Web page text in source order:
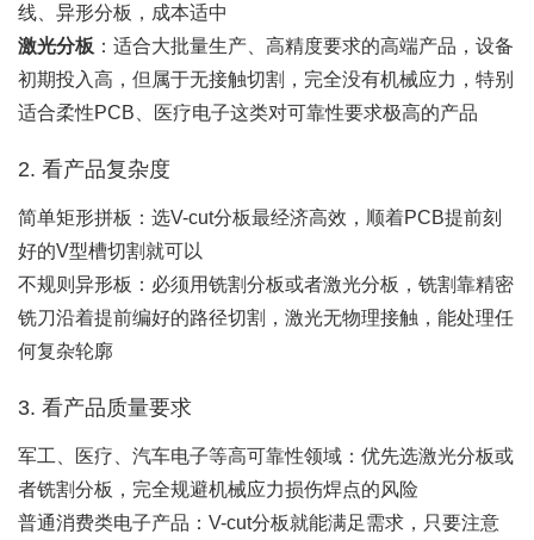
线、异形分板，成本适中
激光分板 ‌：适合大批量生产、高精度要求的高端产品，设备
初期投入高，但属于无接触切割，完全没有机械应力，特别
适合柔性PCB、医疗电子这类对可靠性要求极高的产品
2. 看产品复杂度
简单矩形拼板：选V-cut分板最经济高效，顺着PCB提前刻
好的V型槽切割就可以
不规则异形板：必须用铣割分板或者激光分板，铣割靠精密
铣刀沿着提前编好的路径切割，激光无物理接触，能处理任
何复杂轮廓
3. 看产品质量要求
军工、医疗、汽车电子等高可靠性领域：优先选激光分板或
者铣割分板，完全规避机械应力损伤焊点的风险
普通消费类电子产品：V-cut分板就能满足需求，只要注意